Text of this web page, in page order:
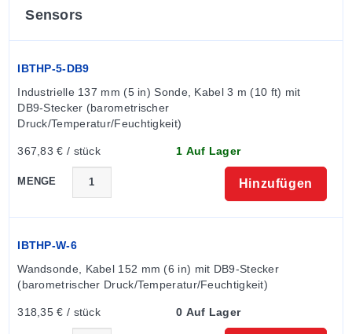
Alle OMEGA iBT(H)X-Modelle, die in einem LAN mit
Internetverbindung betrieben werden, können einen
eine Verteilerliste weltweit gesendet wird,
einschließlich Textnachrichten an Mobiltelefone und
Typische Anwendungen
Anwendungen wie Reinräumen, Computerzimmern,
HLK-Systemen,
pharmazeutischer/lebensmittelverarbeitender und -
lagerung, Krankenhäusern, Laboren, Halbleiterlaboren,
Elektronikmontage, Lagerhaltung, Museen, Fertigung,
Sensors
IBTHP-5-DB9
Industrielle 137 mm (5 in) Sonde, Kabel 3 m (10 ft) mit
DB9-Stecker (barometrischer
Druck/Temperatur/Feuchtigkeit)
367,83 € / stück 1 Auf Lager
MENGE Hinzufügen
IBTHP-W-6
Wandsonde, Kabel 152 mm (6 in) mit DB9-Stecker
(barometrischer Druck/Temperatur/Feuchtigkeit)
318,35 € / stück 0 Auf Lager